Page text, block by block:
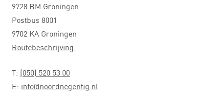
9728 BM Groningen
Postbus 8001
9702 KA Groningen
Routebeschrijving
T: (050) 520 53 00
E: info@noordnegentig.nl